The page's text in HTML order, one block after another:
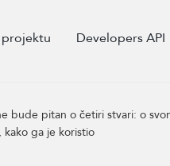
Developers API
pitan o četiri stvari: o
ga je koristio